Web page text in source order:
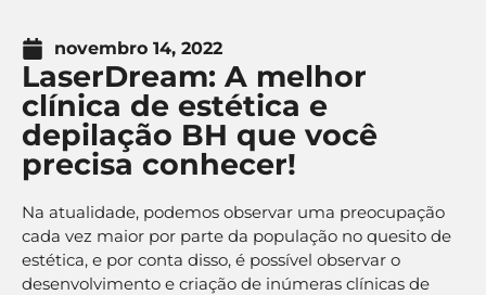
novembro 14, 2022
LaserDream: A melhor
clínica de estética e
depilação BH que você
precisa conhecer!
Na atualidade, podemos observar uma preocupação
cada vez maior por parte da população no quesito de
estética, e por conta disso, é possível observar o
desenvolvimento e criação de inúmeras clínicas de